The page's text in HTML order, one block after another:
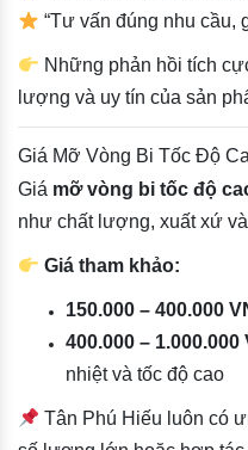
“Tư vấn đúng nhu cầu,
Những phản hồi tích
lượng và uy tín của sản
Giá Mỡ Vòng Bi Tốc Độ
Giá mỡ vòng bi tốc độ
như chất lượng, xuất xứ
Giá tham khảo:
150.000 – 400.000
400.000 –
nhiệt và tốc độ cao
Tân Phú Hiếu luôn có